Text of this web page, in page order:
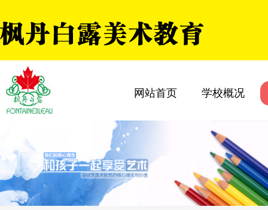
网站首页 学校概况